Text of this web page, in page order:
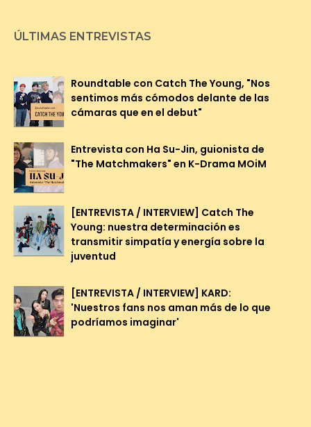
ÚLTIMAS ENTREVISTAS
Roundtable con Catch The Young, "Nos
sentimos más cómodos delante de las
cámaras que en el debut"
Entrevista con Ha Su-Jin, guionista de
"The Matchmakers" en K-Drama MOiM
[ENTREVISTA / INTERVIEW] Catch The
Young: nuestra determinación es
transmitir simpatía y energía sobre la
juventud
[ENTREVISTA / INTERVIEW] KARD:
'Nuestros fans nos aman más de lo que
podríamos imaginar'